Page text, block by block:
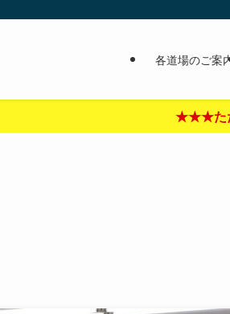
各道場のご案
★★★ただいま入門キャ